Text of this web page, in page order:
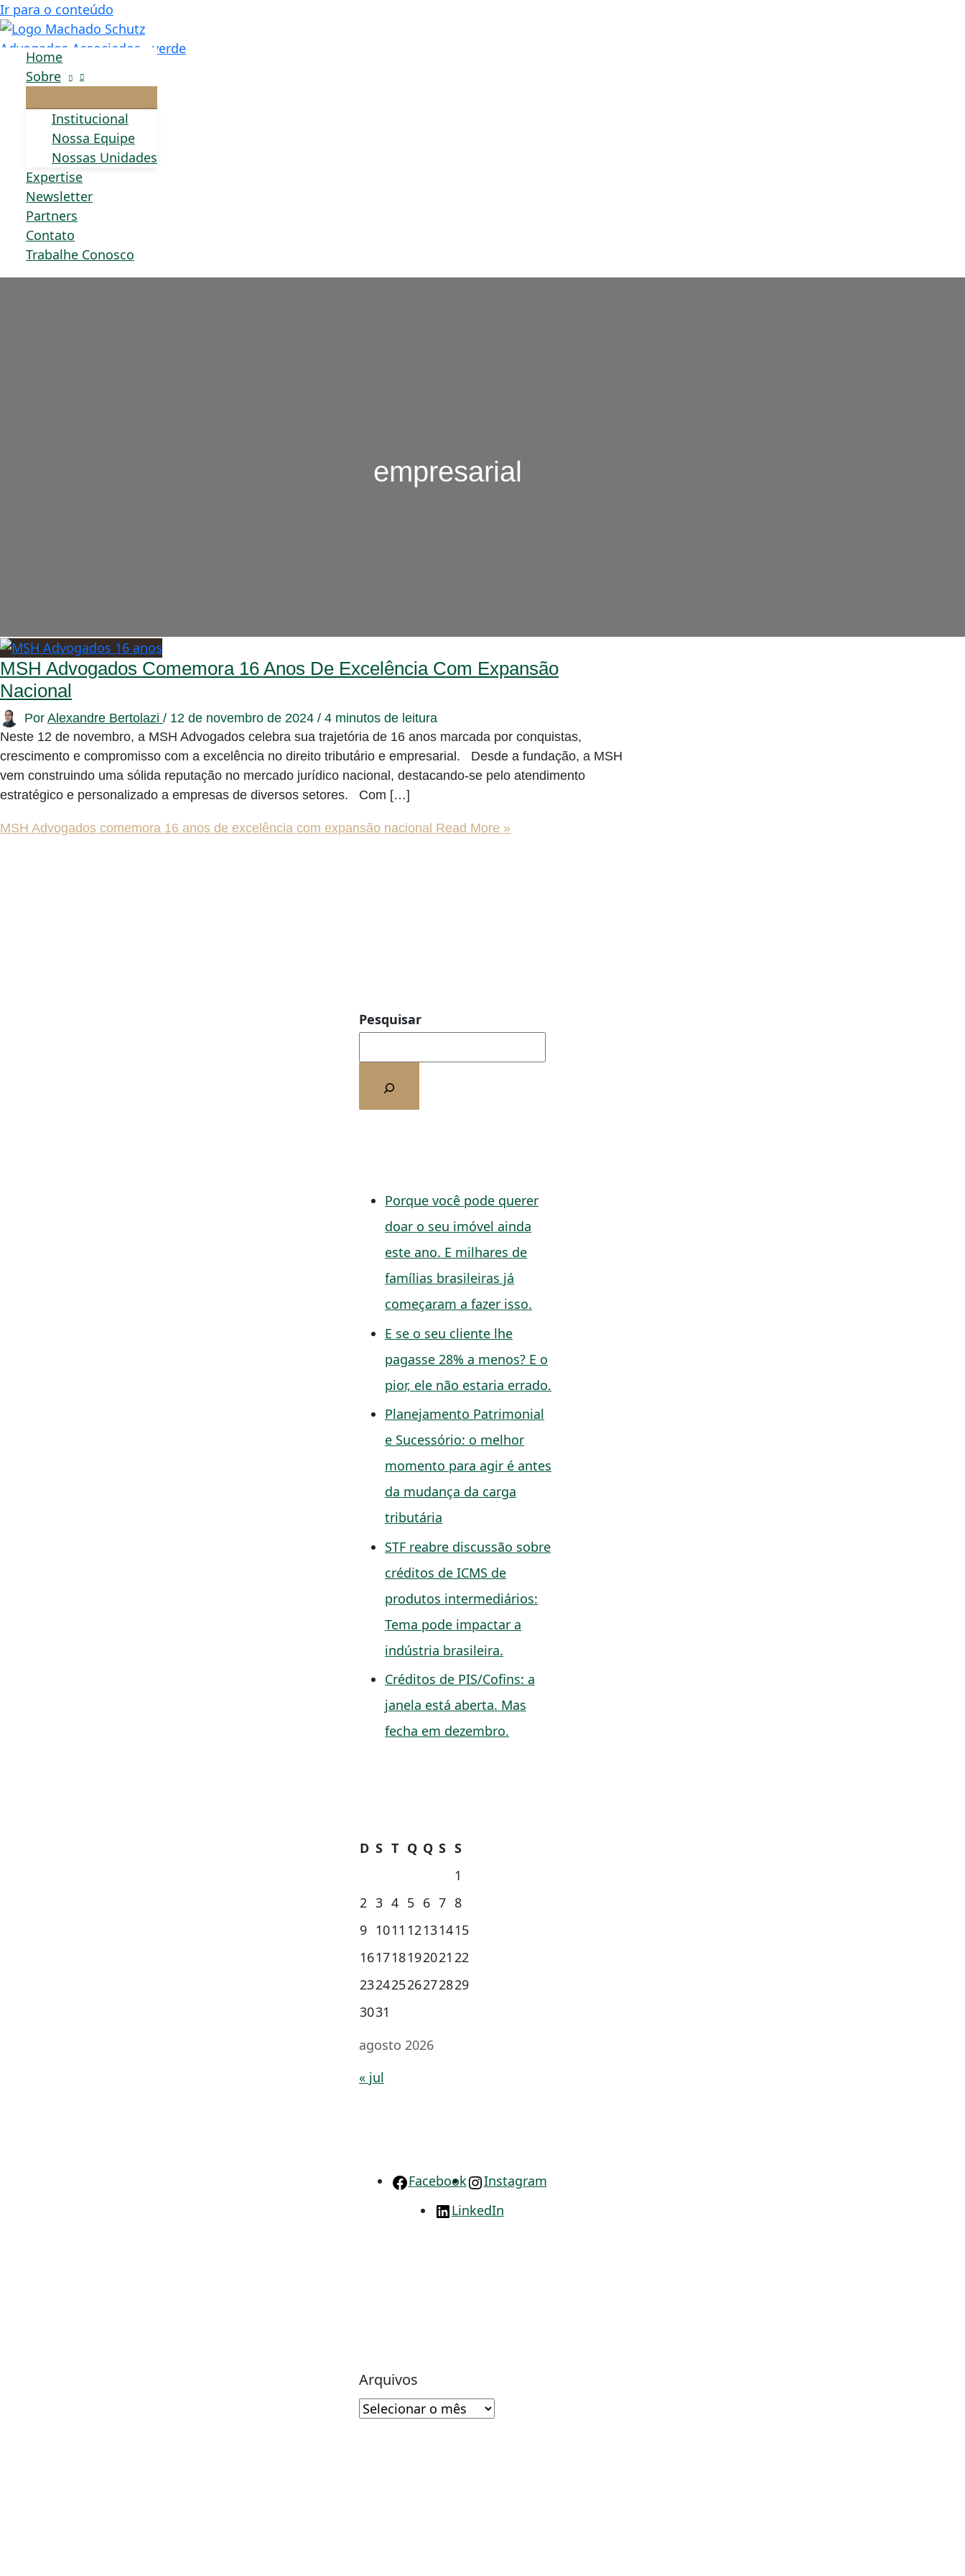
Ir para o conteúdo
Home
Sobre
Institucional
Nossa Equipe
Nossas Unidades
Expertise
Newsletter
Partners
Contato
Trabalhe Conosco
empresarial
MSH Advogados Comemora 16 Anos De Excelência Com Expansão
Nacional
Por Alexandre Bertolazi / 12 de novembro de 2024 / 4 minutos de leitura
Neste 12 de novembro, a MSH Advogados celebra sua trajetória de 16 anos marcada por conquistas,
crescimento e compromisso com a excelência no direito tributário e empresarial. Desde a fundação, a MSH
vem construindo uma sólida reputação no mercado jurídico nacional, destacando-se pelo atendimento
estratégico e personalizado a empresas de diversos setores. Com […]
MSH Advogados comemora 16 anos de excelência com expansão nacional Read More »
Pesquisar
Porque você pode querer
doar o seu imóvel ainda
este ano. E milhares de
famílias brasileiras já
começaram a fazer isso.
E se o seu cliente lhe
pagasse 28% a menos? E o
pior, ele não estaria errado.
Planejamento Patrimonial
e Sucessório: o melhor
momento para agir é antes
da mudança da carga
tributária
STF reabre discussão sobre
créditos de ICMS de
produtos intermediários:
Tema pode impactar a
indústria brasileira.
Créditos de PIS/Cofins: a
janela está aberta. Mas
fecha em dezembro.
agosto 2026
D S T Q Q S S
1
2 3 4 5 6 7 8
9 1011 12131415
161718192021 22
23242526272829
3031
« jul
Facebook
Instagram
LinkedIn
Arquivos